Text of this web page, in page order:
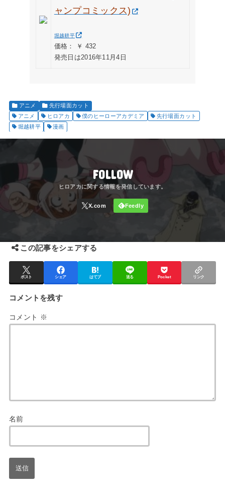
ャンプコミックス)
堀越耕平
価格： ￥ 432
発売日は2016年11月4日
アニメ
先行場面カット
アニメ
ヒロアカ 僕のヒーローアカデミア
先行場面カット
堀越耕平
漫画
FOLLOW
この記事をシェアする
ポスト シェア はてブ 送る Pocket リンク
コメントを残す
コメント ※
名前